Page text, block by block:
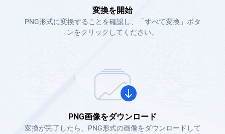
変換を開始
PNG形式に変換することを確認し、「すべて変換」ボタ
ンをクリックしてください。
PNG画像をダウンロード
変換が完了したら、PNG形式の画像をダウンロードして